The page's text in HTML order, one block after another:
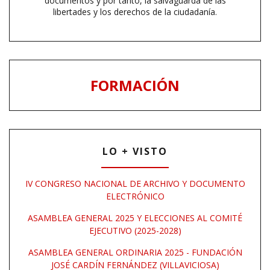
libertades y los derechos de la ciudadanía.
FORMACIÓN
LO + VISTO
IV CONGRESO NACIONAL DE ARCHIVO Y DOCUMENTO
ELECTRÓNICO
ASAMBLEA GENERAL 2025 Y ELECCIONES AL COMITÉ
EJECUTIVO (2025-2028)
ASAMBLEA GENERAL ORDINARIA 2025 - FUNDACIÓN
JOSÉ CARDÍN FERNÁNDEZ (VILLAVICIOSA)